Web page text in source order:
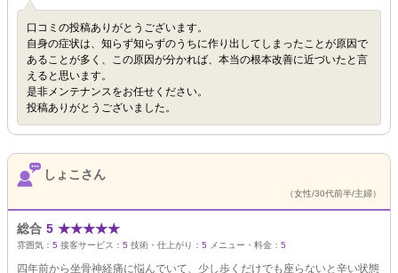
口コミの投稿ありがとうございます。
自身の症状は、知らず知らずのうちに作り出してしまったことが原因で
あることが多く、この原因が分かれば、本当の根本改善に近づいたと言
えると思います。
是非メンテナンスをお任せください。
投稿ありがとうございました。
しょこさん
（女性/30代前半/主婦）
総合 5 ★★★★★
雰囲気： 5 接客サービス： 5 技術・仕上がり： 5 メニュー・料金： 5
四年前から坐骨神経痛に悩んでいて、少し歩くだけでも座らないと辛い状態